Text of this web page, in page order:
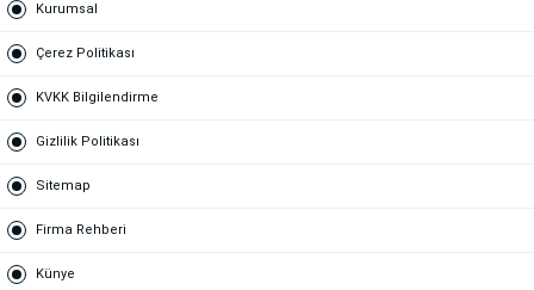
Kurumsal
Çerez Politikası
KVKK Bilgilendirme
Gizlilik Politikası
Sitemap
Firma Rehberi
Künye